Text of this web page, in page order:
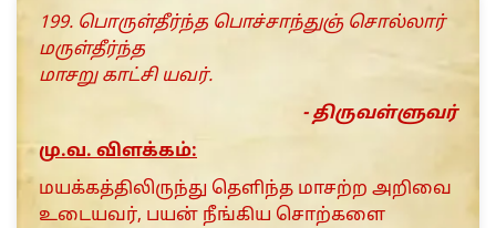
199. பொருள்தீர்ந்த பொச்சாந்துஞ் சொல்லார்
மருள்தீர்ந்த
மாசறு காட்சி யவர்.
- திருவள்ளுவர்
மு.வ. விளக்கம்:
மயக்கத்திலிருந்து தெளிந்த மாசற்ற அறிவை
உடையவர், பயன் நீங்கிய சொற்களை